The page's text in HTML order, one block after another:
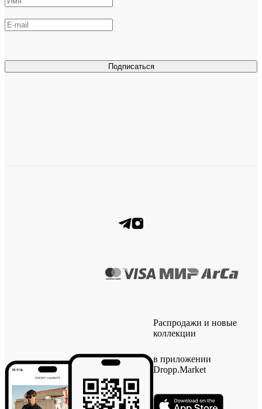
Подписаться
Распродажи и новые
коллекции
в приложении
Dropp.Market